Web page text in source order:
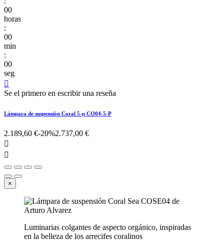
00
horas
:
00
min
:
00
seg

Se el primero en escribir una reseña
Lámpara de suspensión Coral 5-p CO04-5-P
2.189,60 €-20%2.737,00 €


×
Luminarias colgantes de aspecto orgánico, inspiradas
en la belleza de los arrecifes coralinos